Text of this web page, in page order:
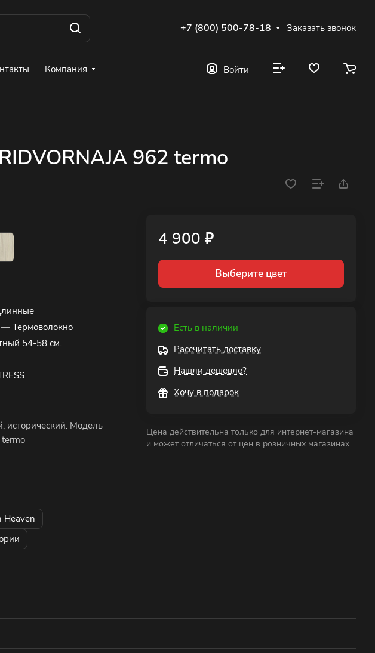
+7 (800) 500-78-18 Заказать звонок
Компания Войти
962 termo
— Термоволокно
54-58 см.
исторический. Модель
Heaven
4 900 ₽
Выберите цвет
Есть в наличии
Рассчитать доставку
Нашли дешевле?
Хочу в подарок
Цена действительна только для интернет-магазина
и может отличаться от цен в розничных магазинах